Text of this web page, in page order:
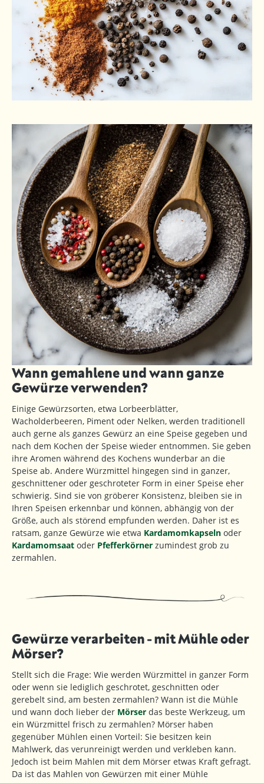
Wann gemahlene und wann ganze
Gewürze verwenden?
Einige Gewürzsorten, etwa Lorbeerblätter,
Wacholderbeeren, Piment oder Nelken, werden traditionell
auch gerne als ganzes Gewürz an eine Speise gegeben und
nach dem Kochen der Speise wieder entnommen. Sie geben
ihre Aromen während des Kochens wunderbar an die
Speise ab. Andere Würzmittel hingegen sind in ganzer,
geschnittener oder geschroteter Form in einer Speise eher
schwierig. Sind sie von gröberer Konsistenz, bleiben sie in
Ihren Speisen erkennbar und können, abhängig von der
Größe, auch als störend empfunden werden. Daher ist es
ratsam, ganze Gewürze wie etwa Kardamomkapseln oder
Kardamomsaat oder Pfefferkörner zumindest grob zu
zermahlen.
Gewürze verarbeiten - mit Mühle oder
Mörser?
Stellt sich die Frage: Wie werden Würzmittel in ganzer Form
oder wenn sie lediglich geschrotet, geschnitten oder
gerebelt sind, am besten zermahlen? Wann ist die Mühle
und wann doch lieber der Mörser das beste Werkzeug, um
ein Würzmittel frisch zu zermahlen? Mörser haben
gegenüber Mühlen einen Vorteil: Sie besitzen kein
Mahlwerk, das verunreinigt werden und verkleben kann.
Jedoch ist beim Mahlen mit dem Mörser etwas Kraft gefragt.
Da ist das Mahlen von Gewürzen mit einer Mühle